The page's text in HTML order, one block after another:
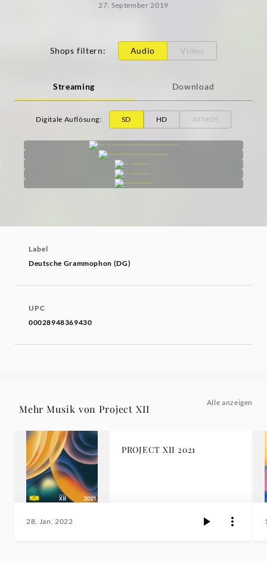
27. September 2019
Shops filtern: Audio Video
Streaming Download
Digitale Auflösung: SD HD ATMOS
Label
Deutsche Grammophon (DG)
UPC
00028948369430
Mehr Musik von Project XII
Alle anzeigen
PROJECT XII 2021
28. Jan. 2022